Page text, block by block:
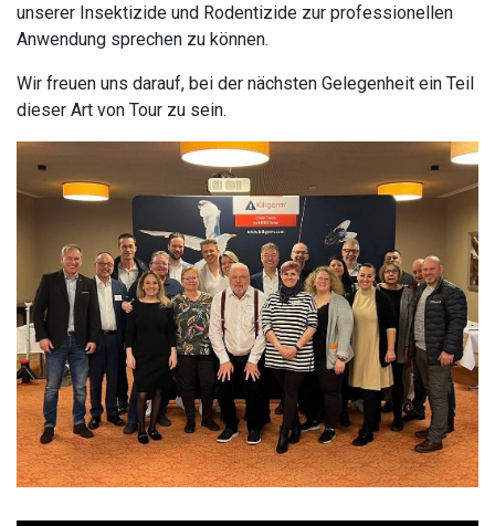
unserer Insektizide und Rodentizide zur professionellen
Anwendung sprechen zu können.
Wir freuen uns darauf, bei der nächsten Gelegenheit ein Teil
dieser Art von Tour zu sein.